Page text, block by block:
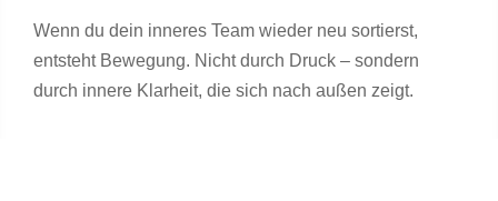
Wenn du dein inneres Team wieder neu sortierst,
entsteht Bewegung. Nicht durch Druck – sondern
durch innere Klarheit, die sich nach außen zeigt.